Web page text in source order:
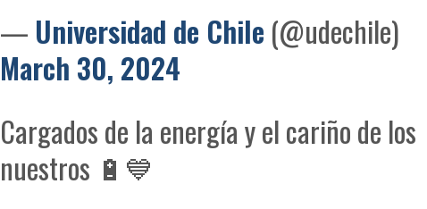
— Universidad de Chile (@udechile)
March 30, 2024
Cargados de la energía y el cariño de los
nuestros 🔋💙